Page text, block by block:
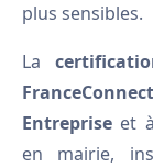
plus sensibles.
La
Entreprise et à
en mairie,